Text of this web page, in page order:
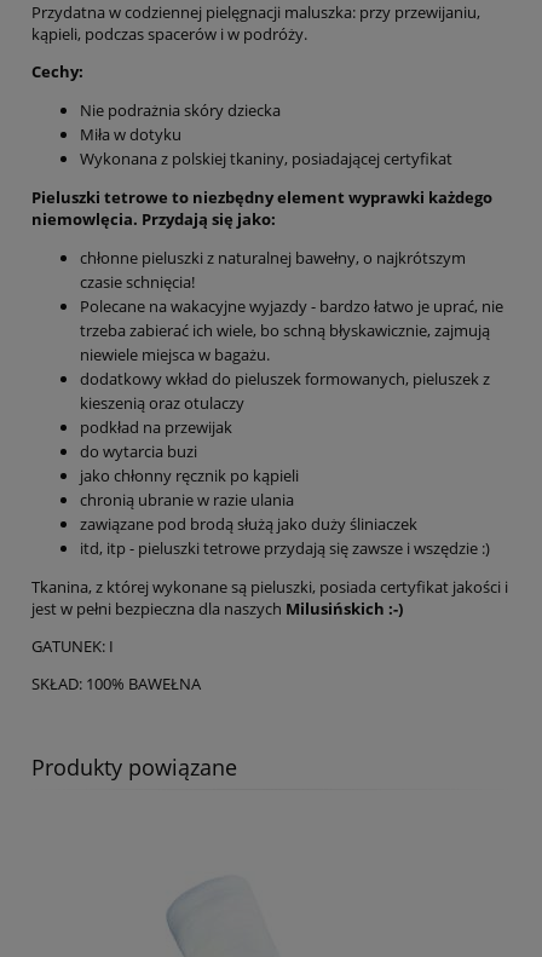
Przydatna w codziennej pielęgnacji maluszka: przy przewijaniu,
kąpieli, podczas spacerów i w podróży.
Cechy:
Nie podrażnia skóry dziecka
Miła w dotyku
Wykonana z polskiej tkaniny, posiadającej certyfikat
Pieluszki tetrowe to niezbędny element wyprawki każdego
niemowlęcia. Przydają się jako:
chłonne pieluszki z naturalnej bawełny, o najkrótszym
czasie schnięcia!
Polecane na wakacyjne wyjazdy - bardzo łatwo je uprać, nie
trzeba zabierać ich wiele, bo schną błyskawicznie, zajmują
niewiele miejsca w bagażu.
dodatkowy wkład do pieluszek formowanych, pieluszek z
kieszenią oraz otulaczy
podkład na przewijak
do wytarcia buzi
jako chłonny ręcznik po kąpieli
chronią ubranie w razie ulania
zawiązane pod brodą służą jako duży śliniaczek
itd, itp - pieluszki tetrowe przydają się zawsze i wszędzie :)
Tkanina, z której wykonane są pieluszki, posiada certyfikat jakości i
jest w pełni bezpieczna dla naszych Milusińskich :-)
GATUNEK: I
SKŁAD: 100% BAWEŁNA
Produkty powiązane